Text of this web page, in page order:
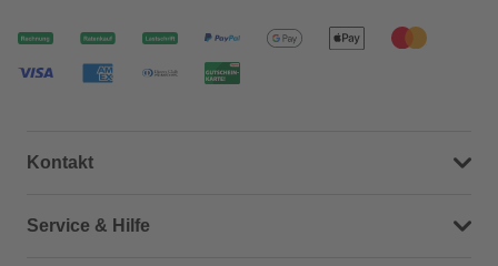
Kontakt
Dein Kontakt zu uns
Service & Hilfe